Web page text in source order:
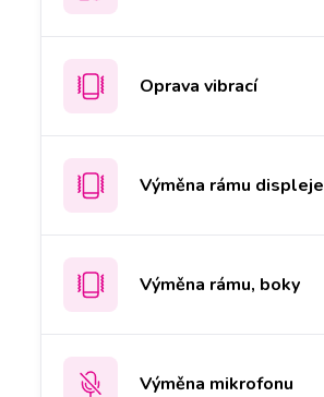
Oprava vibrací
Výměna rámu displeje
Výměna rámu, boky
Výměna mikrofonu